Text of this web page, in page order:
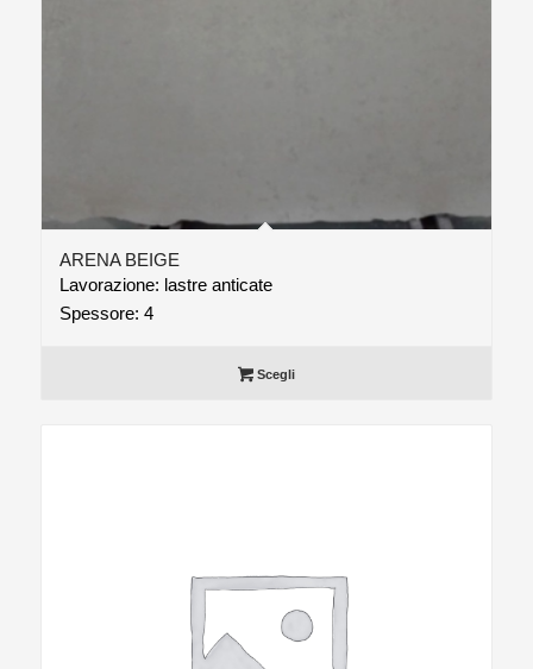
ARENA BEIGE
Lavorazione: lastre anticate
Spessore: 4
Scegli